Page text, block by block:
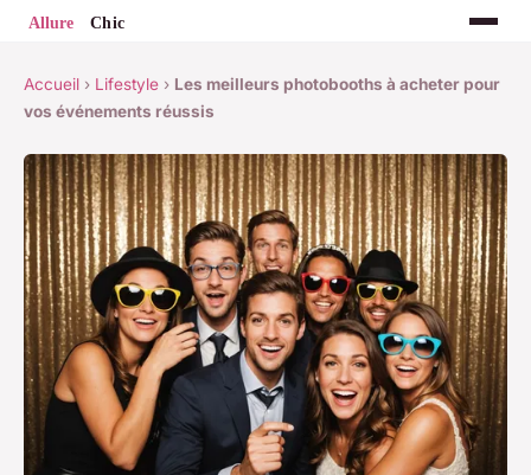
Accueil › Lifestyle › Les meilleurs photobooths à acheter pour
vos événements réussis